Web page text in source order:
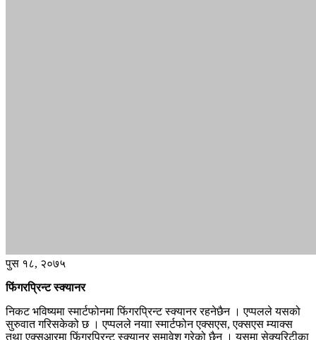
पुस १८, २०७५
फिंगरप्रिन्ट स्क्यानर
निकट भविष्यमा स्मार्टफोनमा फिंगरप्रिन्ट स्क्यानर रहनेछैन । एप्पलले यसको
सुरुवात गरिसकेको छ । एप्पलले नयाा स्मार्टफोन एक्सएस, एक्सएस म्याक्स
तथा एक्सआरमा फिंगरप्रिन्ट स्क्यानर समावेश गरेको छैन । यसमा सेक्युरिटीका